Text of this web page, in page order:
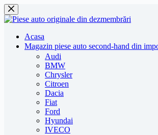
Sari
la
Acasa
Magazin piese auto second-hand din
Audi
BMW
Chrysler
Citroen
Dacia
Fiat
Ford
Hyundai
IVECO